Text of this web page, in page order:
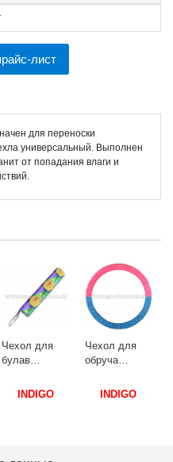
лист
для переноски
универсальный. Выполнен
от попадания влаги и
Чехол для
400 50-75 см
Рюкзак
INDIGO
200 25 л